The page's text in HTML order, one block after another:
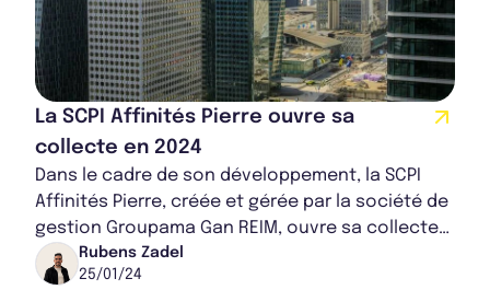
La SCPI Affinités Pierre ouvre sa
collecte en 2024
Dans le cadre de son développement, la SCPI
Affinités Pierre, créée et gérée par la société de
gestion Groupama Gan REIM, ouvre sa collecte
aux épargnants. Avec cette nouvelle orie...
Rubens Zadel
25/01/24